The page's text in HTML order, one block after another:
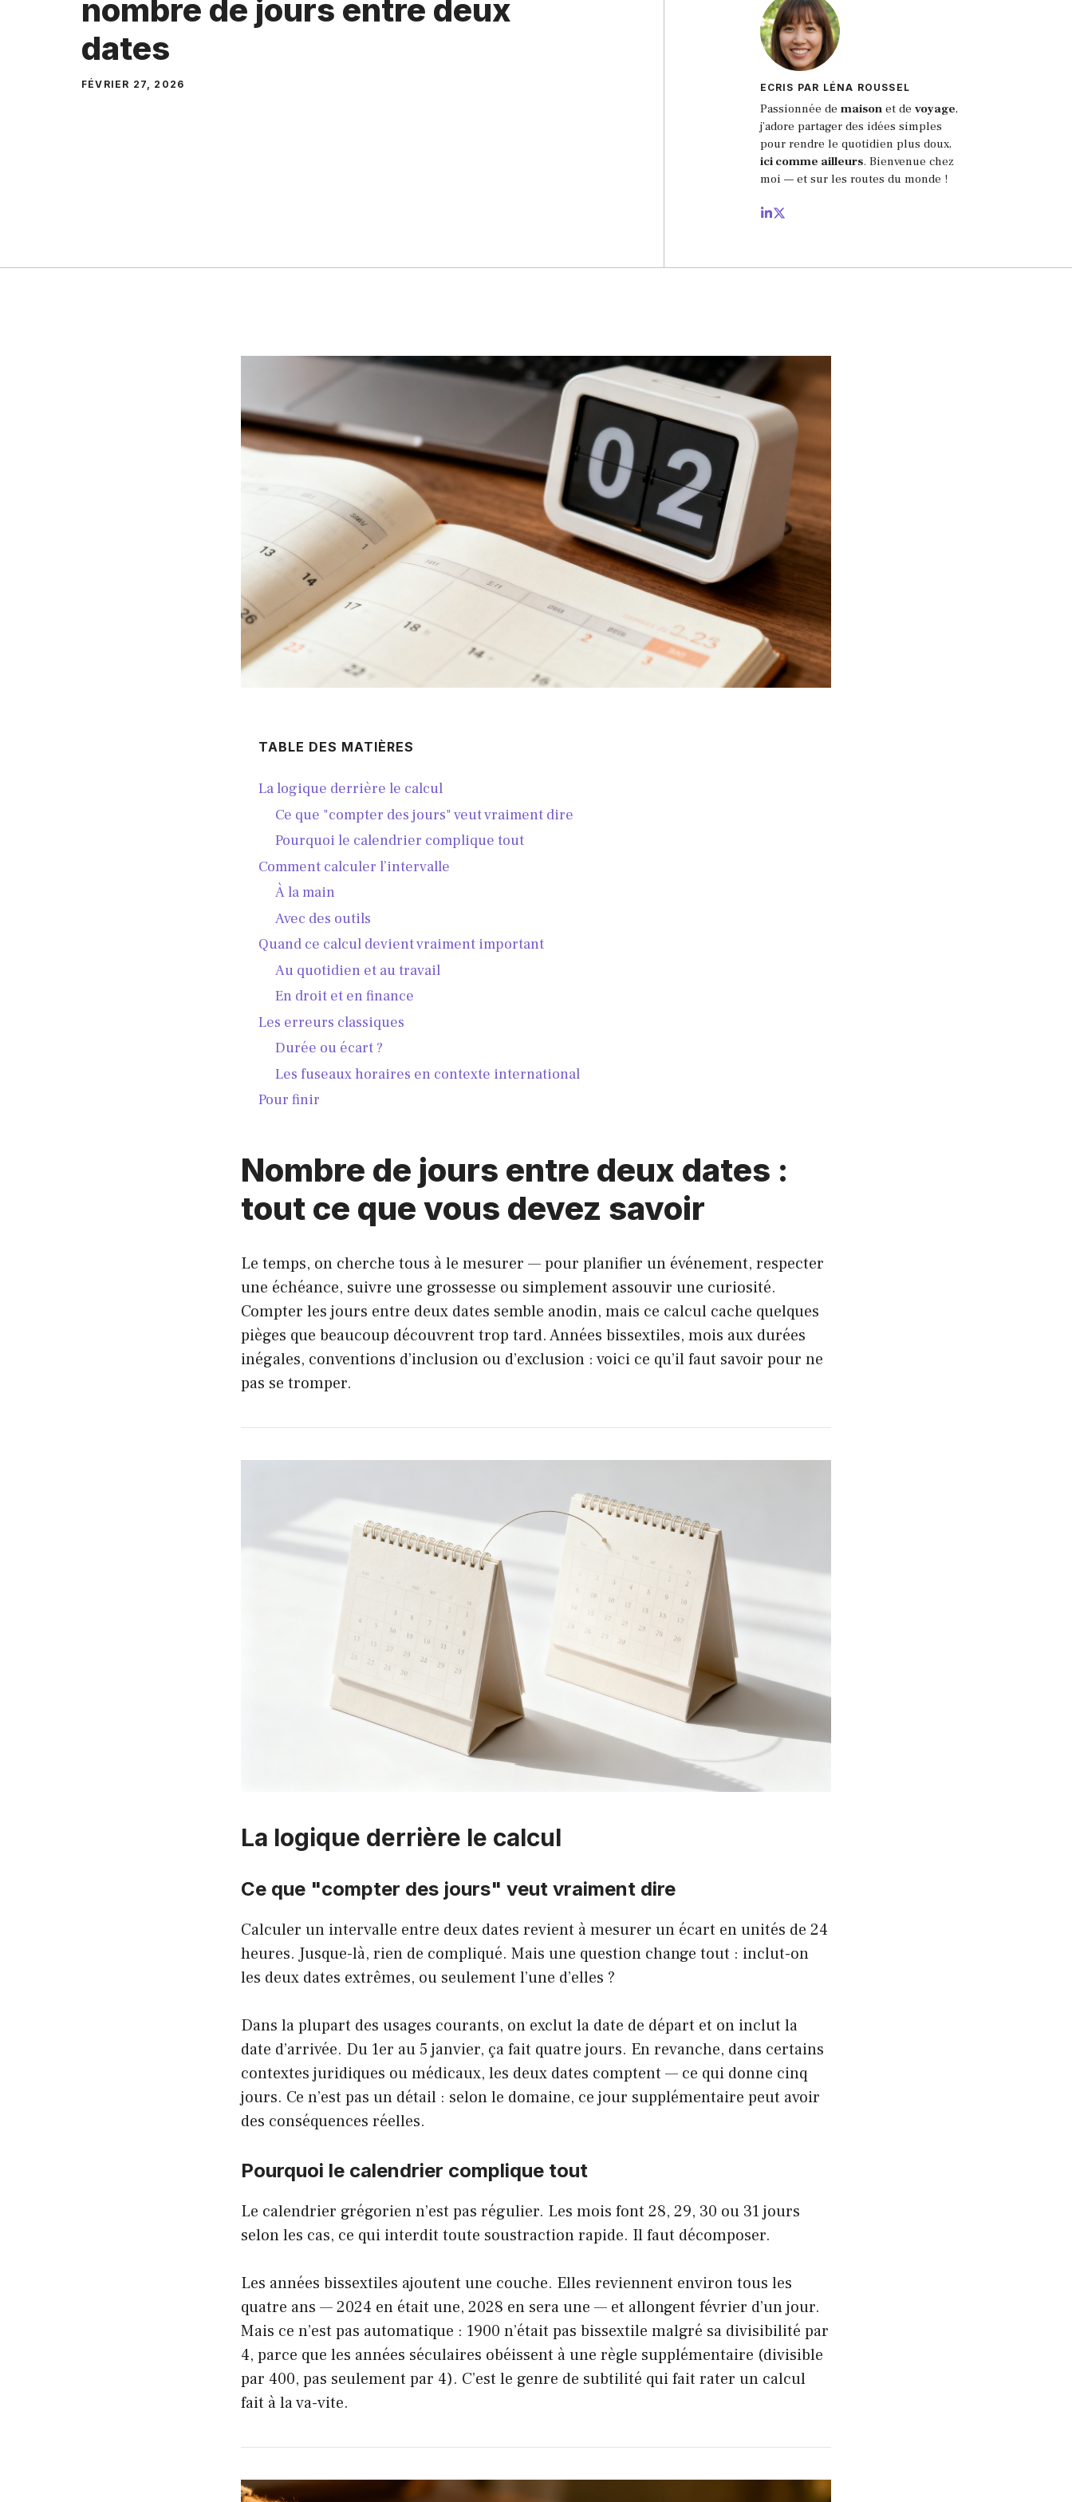
nombre de jours entre deux
dates
FÉVRIER 27, 2026 ECRIS PAR LÉNA ROUSSEL
Passionnée de maisonet de voyage,
j’adore partager des idées simples
pour rendre le quotidien plus doux,
ici comme ailleurs. Bienvenue chez
moi — et sur les routes du monde !
TABLE DES MATIÈRES
La logique derrière le calcul
Ce que "compter des jours" veut vraiment dire
Pourquoi le calendrier complique tout
Comment calculer l’intervalle
À la main
Avec des outils
Quand ce calcul devient vraiment important
Au quotidien et au travail
En droit et en finance
Les erreurs classiques
Durée ou écart ?
Les fuseaux horaires en contexte international
Pour finir
Nombre de jours entre deux dates :
tout ce que vous devez savoir
Le temps, on cherche tous à le mesurer — pour planifier un événement, respecter
une échéance, suivre une grossesse ou simplement assouvir une curiosité.
Compter les jours entre deux dates semble anodin, mais ce calcul cache quelques
pièges que beaucoup découvrent trop tard. Années bissextiles, mois aux durées
inégales, conventions d’inclusion ou d’exclusion : voici ce qu’il faut savoir pour ne
pas se tromper.
La logique derrière le calcul
Ce que "compter des jours" veut vraiment dire
Calculer un intervalle entre deux dates revient à mesurer un écart en unités de 24
heures. Jusque-là, rien de compliqué. Mais une question change tout : inclut-on
les deux dates extrêmes, ou seulement l’une d’elles ?
Dans la plupart des usages courants, on exclut la date de départ et on inclut la
date d’arrivée. Du 1er au 5 janvier, ça fait quatre jours. En revanche, dans certains
contextes juridiques ou médicaux, les deux dates comptent — ce qui donne cinq
jours. Ce n’est pas un détail : selon le domaine, ce jour supplémentaire peut avoir
des conséquences réelles.
Pourquoi le calendrier complique tout
Le calendrier grégorien n’est pas régulier. Les mois font 28, 29, 30 ou 31 jours
selon les cas, ce qui interdit toute soustraction rapide. Il faut décomposer.
Les années bissextiles ajoutent une couche. Elles reviennent environ tous les
quatre ans — 2024 en était une, 2028 en sera une — et allongent février d’un jour.
Mais ce n’est pas automatique : 1900 n’était pas bissextile malgré sa divisibilité par
4, parce que les années séculaires obéissent à une règle supplémentaire (divisible
par 400, pas seulement par 4). C’est le genre de subtilité qui fait rater un calcul
fait à la va-vite.